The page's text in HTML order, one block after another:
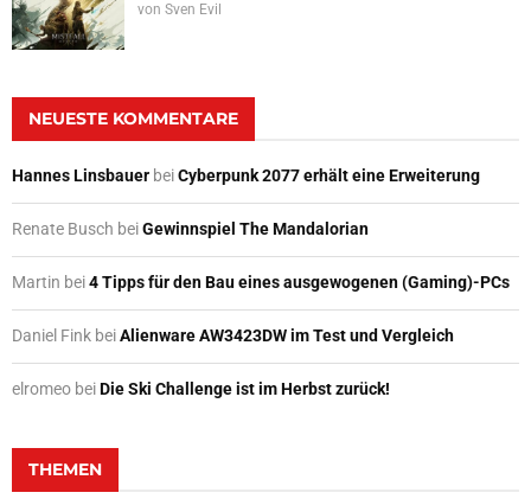
von Sven Evil
NEUESTE KOMMENTARE
Hannes Linsbauer beiCyberpunk 2077 erhält eine Erweiterung
Renate Busch beiGewinnspiel The Mandalorian
Martin bei4 Tipps für den Bau eines ausgewogenen (Gaming)-PCs
Daniel Fink beiAlienware AW3423DW im Test und Vergleich
elromeo beiDie Ski Challenge ist im Herbst zurück!
THEMEN